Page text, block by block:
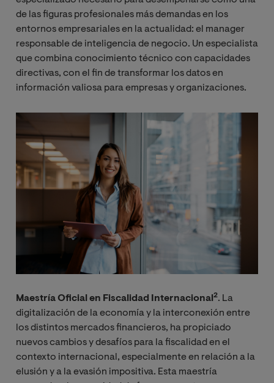
de las figuras profesionales más demandas en los
entornos empresariales en la actualidad: el manager
responsable de inteligencia de negocio. Un especialista
que combina conocimiento técnico con capacidades
directivas, con el fin de transformar los datos en
información valiosa para empresas y organizaciones.
Maestría Oficial en Fiscalidad Internacional 2. La
digitalización de la economía y la interconexión entre
los distintos mercados financieros, ha propiciado
nuevos cambios y desafíos para la fiscalidad en el
contexto internacional, especialmente en relación a la
elusión y a la evasión impositiva. Esta maestría